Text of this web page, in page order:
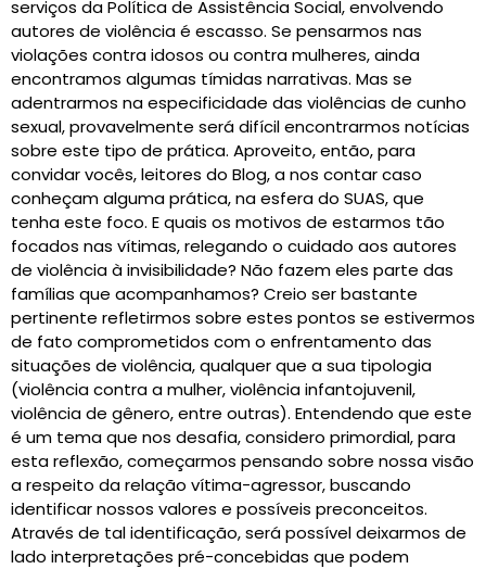
serviços da Política de Assistência Social, envolvendo
autores de violência é escasso. Se pensarmos nas
violações contra idosos ou contra mulheres, ainda
encontramos algumas tímidas narrativas. Mas se
adentrarmos na especificidade das violências de cunho
sexual, provavelmente será difícil encontrarmos notícias
sobre este tipo de prática. Aproveito, então, para
convidar vocês, leitores do Blog, a nos contar caso
conheçam alguma prática, na esfera do SUAS, que
tenha este foco. E quais os motivos de estarmos tão
focados nas vítimas, relegando o cuidado aos autores
de violência à invisibilidade? Não fazem eles parte das
famílias que acompanhamos? Creio ser bastante
pertinente refletirmos sobre estes pontos se estivermos
de fato comprometidos com o enfrentamento das
situações de violência, qualquer que a sua tipologia
(violência contra a mulher, violência infantojuvenil,
violência de gênero, entre outras). Entendendo que este
é um tema que nos desafia, considero primordial, para
esta reflexão, começarmos pensando sobre nossa visão
a respeito da relação vítima-agressor, buscando
identificar nossos valores e possíveis preconceitos.
Através de tal identificação, será possível deixarmos de
lado interpretações pré-concebidas que podem